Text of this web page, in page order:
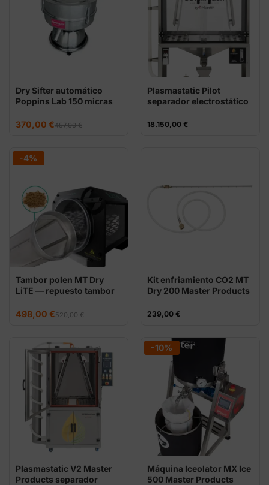
Dry Sifter automático
Poppins Lab 150 micras
457,00€
El
precio
457,00 €.
370,00 €
El
precio
370,00 €.
Plasmastatic Pilot
separador electrostático
18.150,00 €
-4%
Tambor polen MT Dry
LiTE — repuesto tambor
520,00€
El
precio
520,00 €.
498,00 €
El
precio
498,00 €.
Kit enfriamiento CO2 MT
Dry 200 Master Products
239,00 €
Plasmastatic V2 Master
Products separador
-10%
Máquina Iceolator MX Ice
500 Master Products